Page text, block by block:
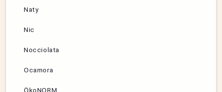
Naty
Nic
Nocciolata
Ocamora
ÖkoNORM